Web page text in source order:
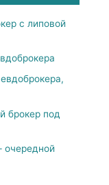
с липовой
брокер под
очередной